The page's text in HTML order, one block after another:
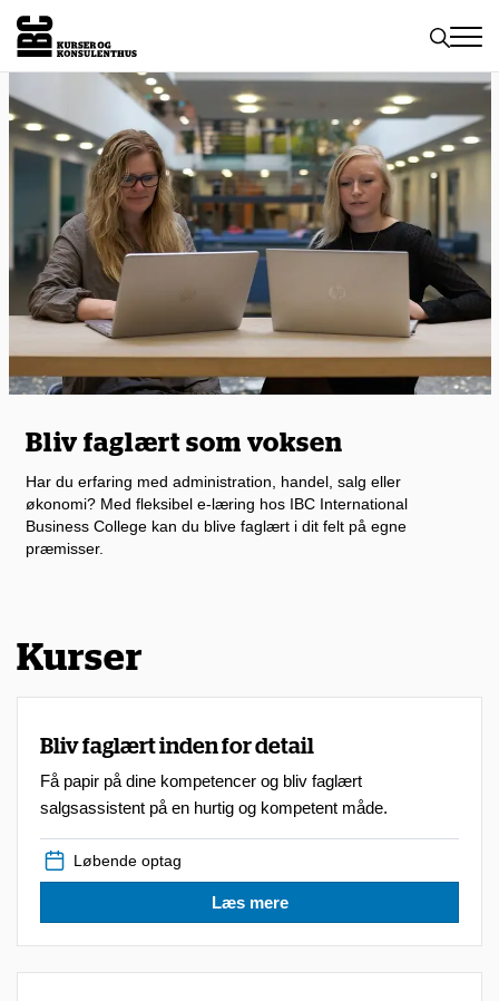
Toggle
Bliv faglært som voksen
Har du erfaring med administration, handel, salg eller
økonomi? Med fleksibel e-læring hos IBC International
Business College kan du blive faglært i dit felt på egne
præmisser.
Kurser
Bliv faglært inden for detail
Få papir på dine kompetencer og bliv faglært
salgsassistent på en hurtig og kompetent måde.
Læs mere
Løbende optag